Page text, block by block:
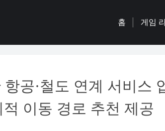
홈 게임
공·철도 연계 서비스
이동 경로 추천 제공